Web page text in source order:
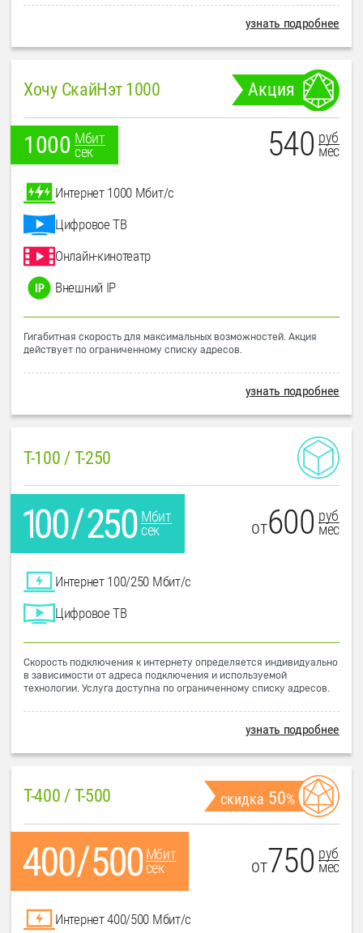
узнать подробнее
Хочу СкайНэт 1000 Акция
1000 Мбит
сек
540 руб
мес
Интернет 1000 Мбит/с
Цифровое ТВ
Онлайн-кинотеатр
Внешний IP
Гигабитная скорость для максимальных возможностей. Акция
действует по ограниченному списку адресов.
узнать подробнее
T-100 / T-250
Мбит
сек
от600 руб
мес
Интернет 100/250 Мбит/с
Цифровое ТВ
Скорость подключения к интернету определяется индивидуально
в зависимости от адреса подключения и используемой
технологии. Услуга доступна по ограниченному списку адресов.
узнать подробнее
T-400 / T-500 скидка 50%
Мбит
сек
от750 руб
мес
Интернет 400/500 Мбит/с